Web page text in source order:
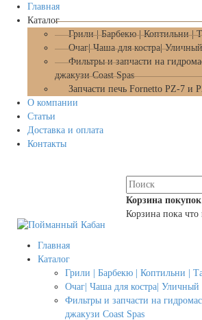
Главная
Каталог
Грили | Барбекю | Коптильни |
Очаг| Чаша для костра|
Фильтры и запчасти на
джакузи Coast Spas
Запчасти печь Fornetto PZ-7 и
О компании
Статьи
Доставка и оплата
Контакты
Корзина покупок
Корзина пока что
Главная
Каталог
Грили | Барбекю | Коптильни |
Очаг| Чаша для костра| Уличный
Фильтры и запчасти на
джакузи Coast Spas